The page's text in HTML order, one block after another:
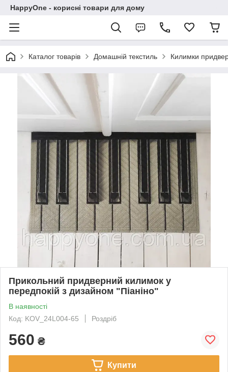
HappyOne - корисні товари для дому
Каталог товарів Домашній текстиль Килимки
Прикольний придверний килимок у
передпокій з дизайном "Піаніно"
В наявності
Код: KOV_24L004-65
Роздріб
560 ₴
Купити